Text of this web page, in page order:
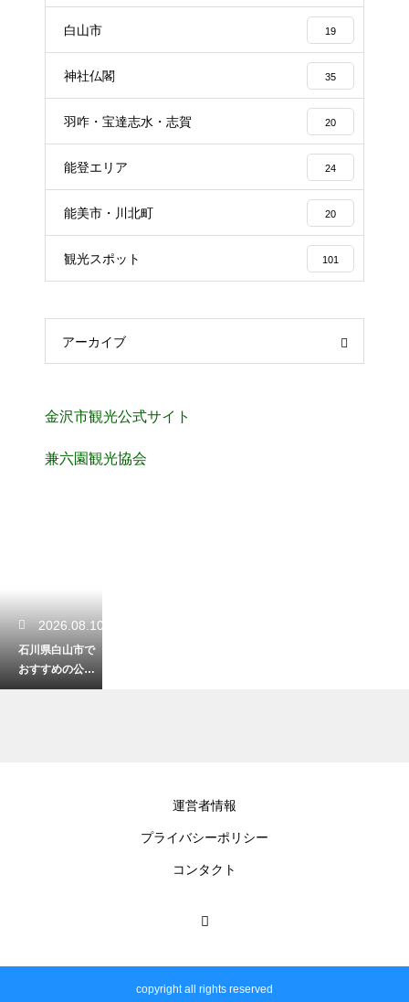
白山市 19
神社仏閣 35
羽咋・宝達志水・志賀 20
能登エリア 24
能美市・川北町 20
観光スポット 101
アーカイブ
金沢市観光公式サイト
兼六園観光協会
2026.08.10
石川県白山市で
おすすめの公園
はどこ？家族で
運営者情報
プライバシーポリシー
コンタクト
copyright all rights reserved